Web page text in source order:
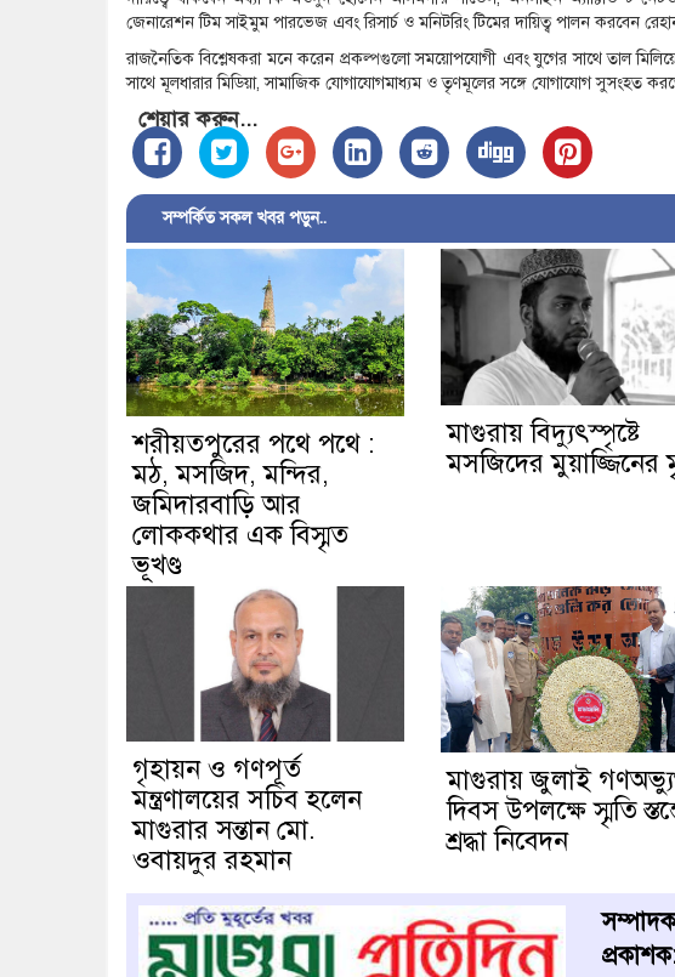
জেনারেশন টিম সাইমুম পারভেজ এবং রিসার্চ ও মনিটরিং টিমের দায়িত্ব পালন করবেন
রাজনৈতিক বিশ্লেষকরা মনে করেন প্রকল্পগুলো সময়োপযোগী এবং যুগের সাথে তাল
সাথে মূলধারার মিডিয়া, সামাজিক যোগাযোগমাধ্যম ও তৃণমূলের সঙ্গে যোগাযোগ সুসংহত
শেয়ার করুন...
সম্পর্কিত সকল খবর পড়ুন..
শরীয়তপুরের পথে পথে :
মঠ, মসজিদ, মন্দির,
জমিদারবাড়ি আর
লোককথার এক বিস্মৃত
ভূখণ্ড
মাগুরায় বিদ্যুৎস্পৃষ্টে
মসজিদের মুয়াজ্জিনের
গৃহায়ন ও গণপূর্ত
মন্ত্রণালয়ের সচিব হলেন
মাগুরার সন্তান মো.
ওবায়দুর রহমান
মাগুরায় জুলাই
দিবস উপলক্ষে স্মৃতি
শ্রদ্ধা নিবেদন